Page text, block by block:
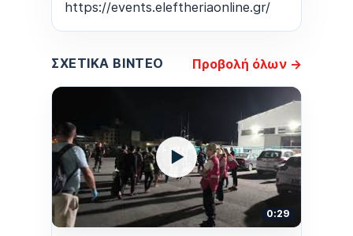
https://events.eleftheriaonline.gr/
ΣΧΕΤΙΚΆ ΒΊΝΤΕΟ Προβολή όλων →
▶
0:29